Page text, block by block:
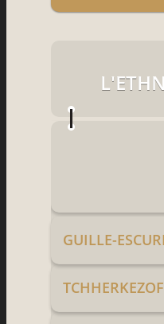
GUILLE-